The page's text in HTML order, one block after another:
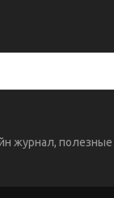
журнал,